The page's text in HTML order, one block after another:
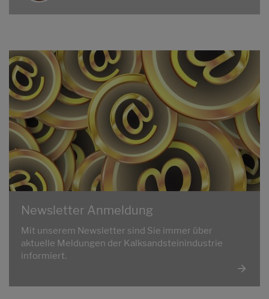
Newsletter Anmeldung
Mit unserem Newsletter sind Sie immer über
aktuelle Meldungen der Kalksandsteinindustrie
informiert.